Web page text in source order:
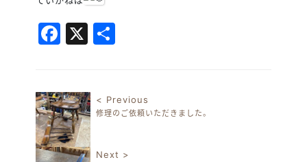
Facebook
X
投稿ナビゲーション
< Previous
修理のご依頼いただきました。
Next >